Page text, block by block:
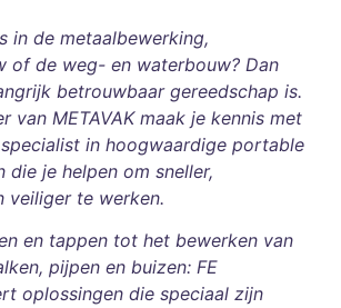
in de metaalbewerking,
of de weg- en waterbouw? Dan
betrouwbaar gereedschap is.
van METAVAK maak je kennis met
in hoogwaardige portable
die je helpen om sneller,
veiliger te werken.
en tappen tot het bewerken van
pijpen en buizen: FE
oplossingen die speciaal zijn